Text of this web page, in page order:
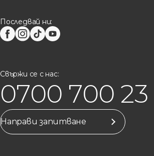
Последвай ни:
Свържи се с нас:
0700 700 23
Направи запитване